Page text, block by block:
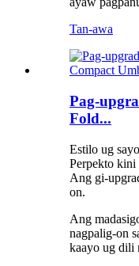
Tan-awa
Pag-
Fold...
Estilo ug
Perpekto kini
Ang gi-
on.
Ang
nagpalig-on
kaayo ug dili